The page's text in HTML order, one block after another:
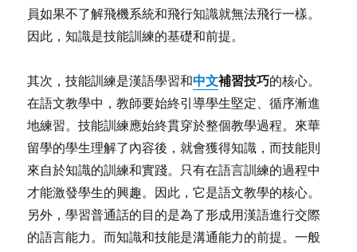
員如果不了解飛機系統和飛行知識就無法飛行一樣。
因此，知識是技能訓練的基礎和前提。
其次，技能訓練是漢語學習和中文補習技巧的核心。
在語文教學中，教師要始終引導學生堅定、循序漸進
地練習。技能訓練應始終貫穿於整個教學過程。來華
留學的學生理解了內容後，就會獲得知識，而技能則
來自於知識的訓練和實踐。只有在語言訓練的過程中
才能激發學生的興趣。因此，它是語文教學的核心。
另外，學習普通話的目的是為了形成用漢語進行交際
的語言能力。而知識和技能是溝通能力的前提。一般